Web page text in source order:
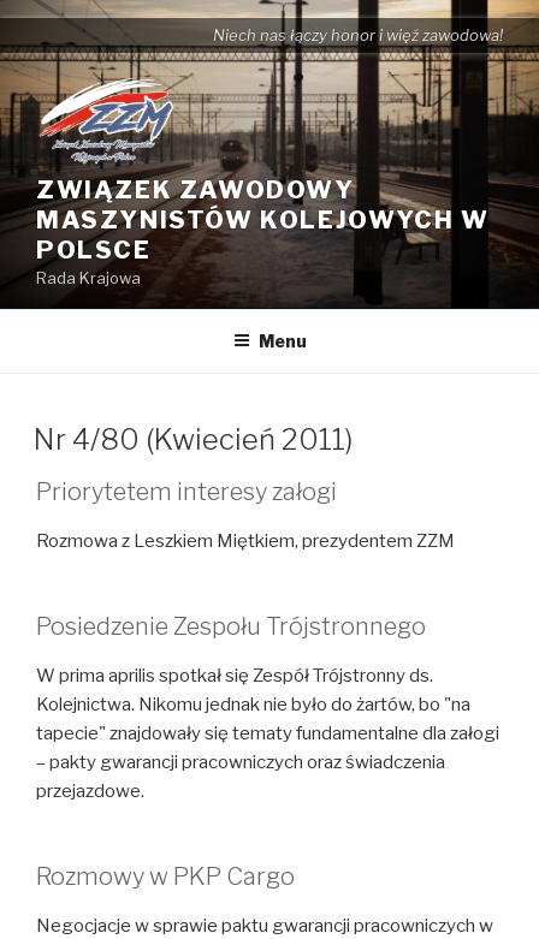
Przejdź
do
treści
Niech nas łączy honor i więź zawodowa!
ZWIĄZEK ZAWODOWY
MASZYNISTÓW KOLEJOWYCH W
POLSCE
Rada Krajowa
Menu
Nr 4/80 (Kwiecień 2011)
Priorytetem interesy załogi
Rozmowa z Leszkiem Miętkiem, prezydentem ZZM
Posiedzenie Zespołu Trójstronnego
W prima aprilis spotkał się Zespół Trójstronny ds.
Kolejnictwa. Nikomu jednak nie było do żartów, bo "na
tapecie" znajdowały się tematy fundamentalne dla załogi
– pakty gwarancji pracowniczych oraz świadczenia
przejazdowe.
Rozmowy w PKP Cargo
Negocjacje w sprawie paktu gwarancji pracowniczych w